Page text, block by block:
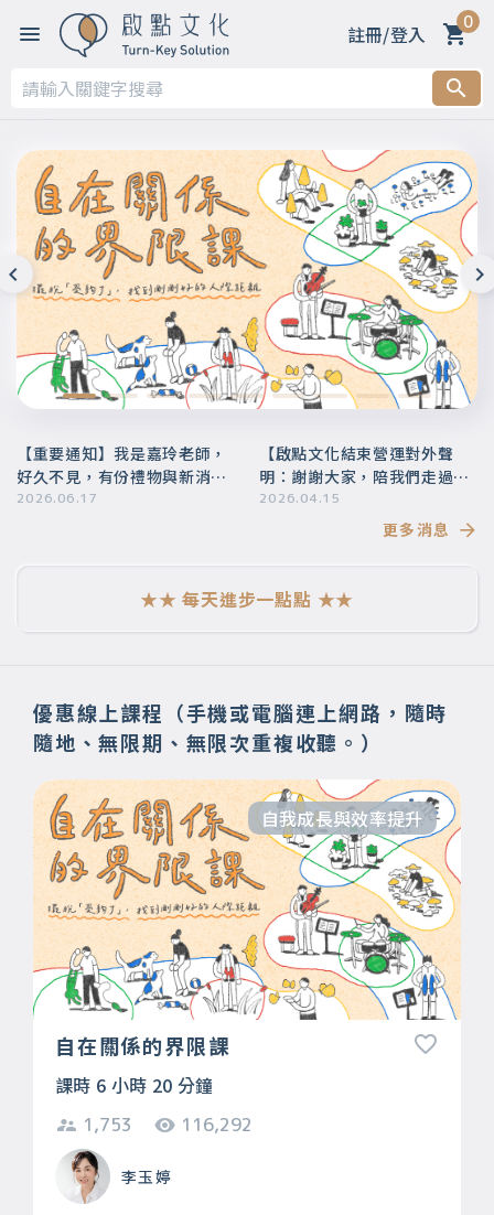
註冊/登入 0
【重要通知】我是嘉玲老師，
好久不見，有份禮物與新消息
要帶給你
2026.06.17
【啟點文化結束營運對外聲
明：謝謝大家，陪我們走過這
段美好的旅程】
2026.04.15
更多消息
★★ 每天進步一點點 ★★
優惠線上課程（手機或電腦連上網路，隨時
隨地、無限期、無限次重複收聽。）
自我成長與效率提升
自在關係的界限課
課時 6 小時 20 分鐘
1,753 116,292
李玉婷